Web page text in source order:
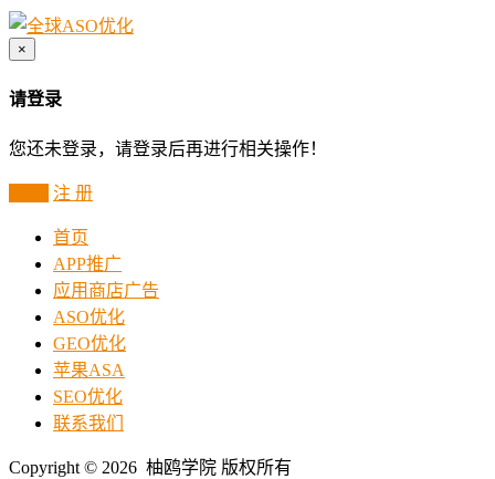
×
请登录
您还未登录，请登录后再进行相关操作！
注 册
首页
APP推广
应用商店广告
ASO优化
GEO优化
苹果ASA
SEO优化
联系我们
Copyright © 2026 柚鸥学院 版权所有